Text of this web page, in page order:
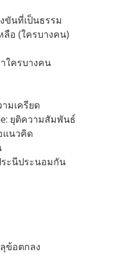
ขันที่เป็นธรรม
ลือ (ใครบางคน)
ใครบางคน
มเครียด
ยุติความสัมพันธ์
แนวคิด
ระนีประนอมกัน
ข้อตกลง